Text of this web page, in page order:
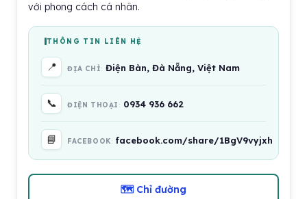
với phong cách cá nhân.
THÔNG TIN LIÊN HỆ
📍 ĐỊA CHỈ Điện Bàn, Đà Nẵng, Việt Nam
📞 ĐIỆN THOẠI 0934 936 662
📘 FACEBOOK facebook.com/share/1BgV9vyjxh
🗺 Chỉ đường